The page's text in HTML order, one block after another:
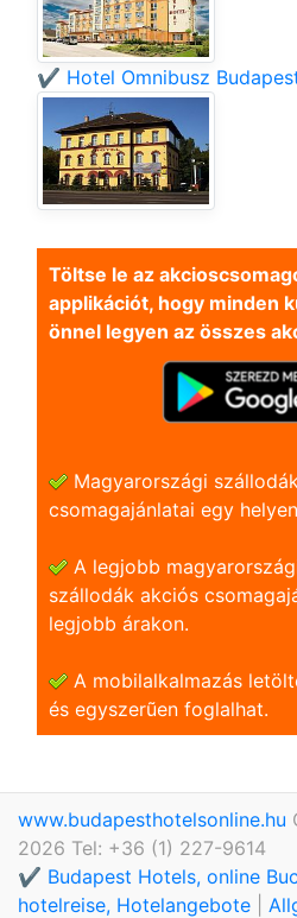
✔️ Hotel Omnibusz
Töltse le az
applikációt, hogy minden
önnel legyen az összes
Magyarországi
csomagajánlatai egy
A legjobb
szállodák akciós
legjobb árakon.
A mobilalkalmazás
és egyszerũen foglalhat.
www.budapesthotelsonline.hu
2026 Tel: +36 (1) 227-9614
✔️ Budapest Hotels, online
hotelreise, Hotelangebote